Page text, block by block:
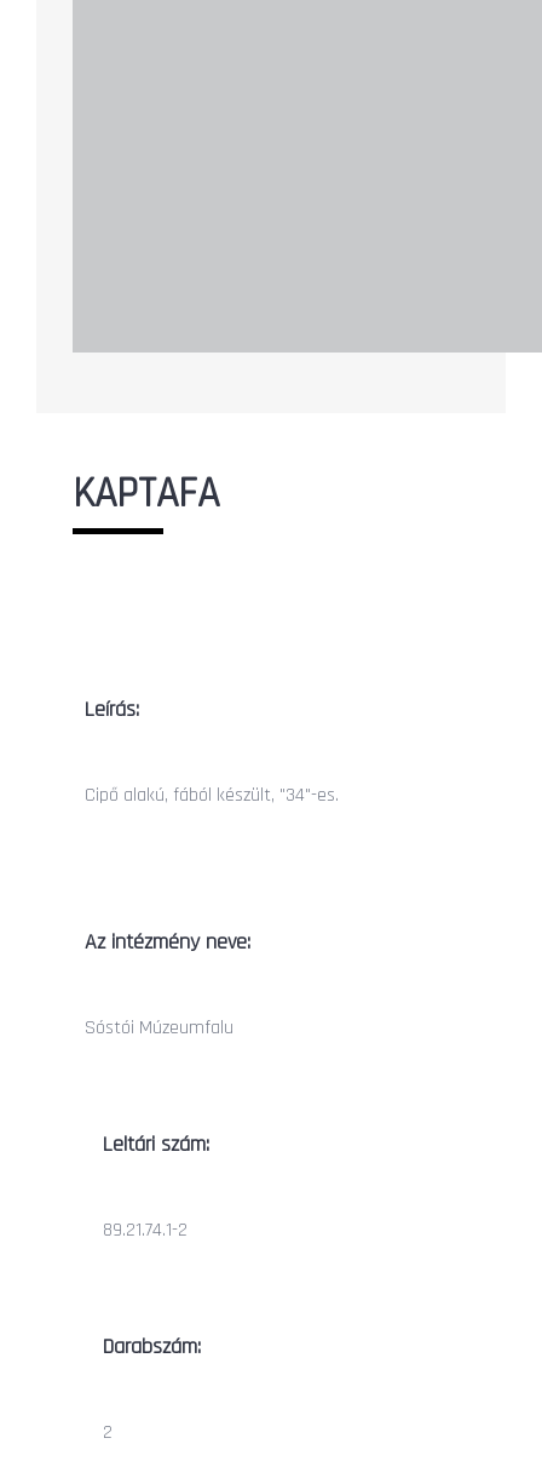
KAPTAFA
Leírás:
Cipő alakú, fából készült, "34"-es.
Az intézmény neve:
Sóstói Múzeumfalu
Leltári szám:
89.21.74.1-2
Darabszám:
2